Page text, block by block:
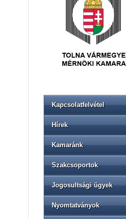
Kapcsolatfelvétel
Hírek
Kamaránk
Szakcsoportok
Jogosultsági ügyek
Nyomtatványok